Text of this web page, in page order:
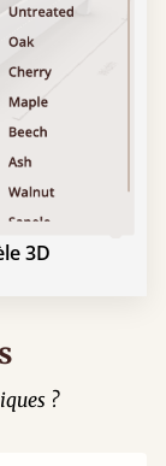
3D
?